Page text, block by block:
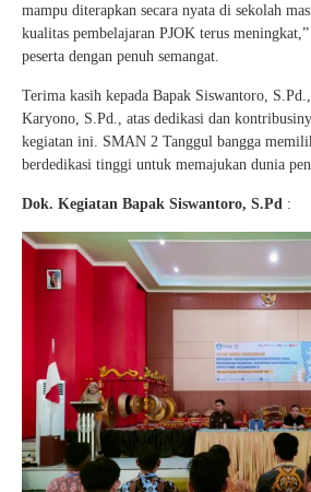
mampu diterapkan secara nyata di sekolah
kualitas pembelajaran PJOK terus meningkat,”
peserta dengan penuh semangat.
Terima kasih kepada Bapak Siswantoro,
Karyono, S.Pd., atas dedikasi dan
kegiatan ini. SMAN 2 Tanggul bangga
berdedikasi tinggi untuk memajukan dunia
Dok. Kegiatan Bapak Siswantoro, S.Pd :